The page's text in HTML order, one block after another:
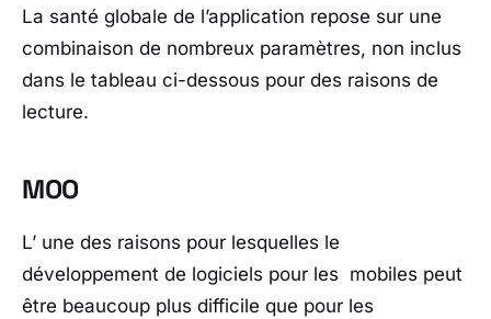
La santé globale de l’application repose sur une
combinaison de nombreux paramètres, non inclus
dans le tableau ci-dessous pour des raisons de
lecture.
MOO
L’ une des raisons pour lesquelles le
développement de logiciels pour les mobiles peut
être beaucoup plus difficile que pour les